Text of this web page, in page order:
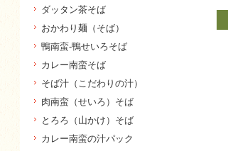
ダッタン茶そば
おかわり麺（そば）
鴨南蛮-鴨せいろそば
カレー南蛮そば
そば汁（こだわりの汁）
肉南蛮（せいろ）そば
とろろ（山かけ）そば
カレー南蛮の汁パック